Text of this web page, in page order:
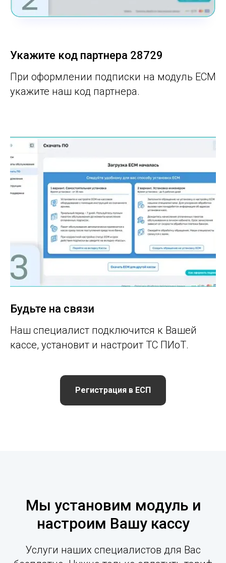
Укажите код партнера 28729
При оформлении подписки на модуль ЕСМ
укажите наш код партнера.
Будьте на связи
Наш специалист подключится к Вашей
кассе, установит и настроит ТС ПИоТ.
Регистрация в ЕСП
Мы установим модуль и
настроим Вашу кассу
Услуги наших специалистов для Вас